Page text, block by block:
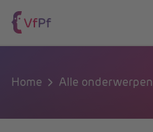
Home Alle onderwerpen